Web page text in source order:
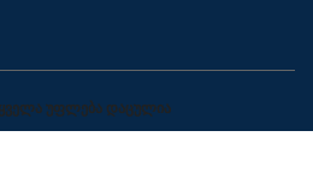
უფლება დაცულია